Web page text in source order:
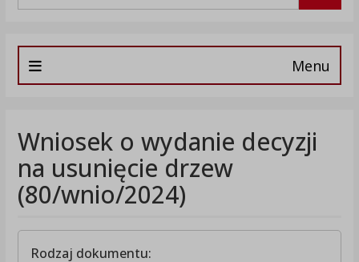
Menu
Wniosek o wydanie decyzji
na usunięcie drzew
(80/wnio/2024)
Rodzaj dokumentu: